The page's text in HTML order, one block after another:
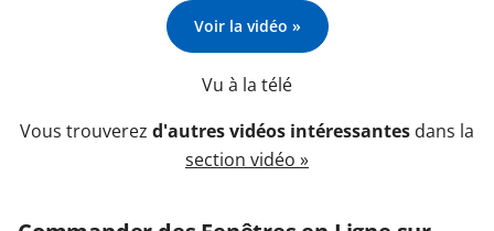
Voir la vidéo »
Vu à la télé
Vous trouverez d'autres vidéos intéressantes dans la
section vidéo »